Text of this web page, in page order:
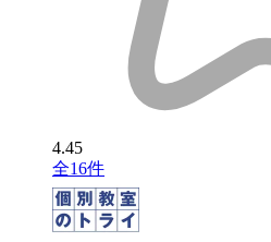
4.45
全16件